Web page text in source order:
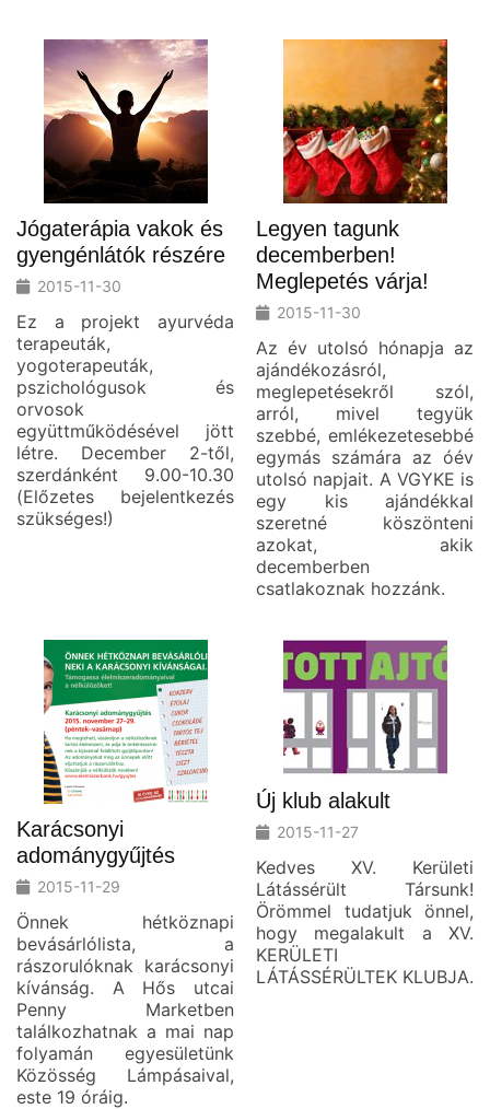
Jógaterápia vakok és
gyengénlátók részére
2015-11-30
Ez a projekt ayurvéda
terapeuták,
yogoterapeuták,
pszichológusok és
orvosok
együttműködésével jött
létre. December 2-től,
szerdánként 9.00-10.30
(Előzetes bejelentkezés
szükséges!)
Legyen tagunk
decemberben!
Meglepetés várja!
2015-11-30
Az év utolsó hónapja az
ajándékozásról,
meglepetésekről szól,
arról, mivel tegyük
szebbé, emlékezetesebbé
egymás számára az óév
utolsó napjait. A VGYKE is
egy kis ajándékkal
szeretné köszönteni
azokat, akik
decemberben
csatlakoznak hozzánk.
Karácsonyi
adománygyűjtés
2015-11-29
Önnek hétköznapi
bevásárlólista, a
rászorulóknak karácsonyi
kívánság. A Hős utcai
Penny Marketben
találkozhatnak a mai nap
folyamán egyesületünk
Közösség Lámpásaival,
este 19 óráig.
Új klub alakult
2015-11-27
Kedves XV. Kerületi
Látássérült Társunk!
Örömmel tudatjuk önnel,
hogy megalakult a XV.
KERÜLETI
LÁTÁSSÉRÜLTEK KLUBJA.